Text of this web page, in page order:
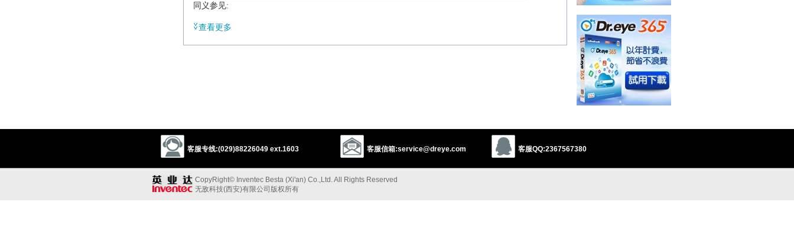
同义参见:
查看更多
客服专线:(029)88226049 ext.1603 客服信箱:service@dreye.com 客服QQ:2367567380
CopyRight© Inventec Besta (Xi'an) Co.,Ltd. All Rights Reserved
无敌科技(西安)有限公司版权所有